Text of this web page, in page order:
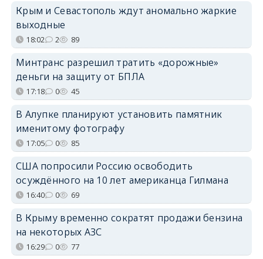
Крым и Севастополь ждут аномально жаркие
выходные
18:02 2 89
Минтранс разрешил тратить «дорожные»
деньги на защиту от БПЛА
17:18 0 45
В Алупке планируют установить памятник
именитому фотографу
17:05 0 85
США попросили Россию освободить
осуждённого на 10 лет американца Гилмана
16:40 0 69
В Крыму временно сократят продажи бензина
на некоторых АЗС
16:29 0 77